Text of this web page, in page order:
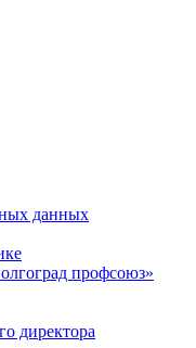
данных
профсоюз»
директора